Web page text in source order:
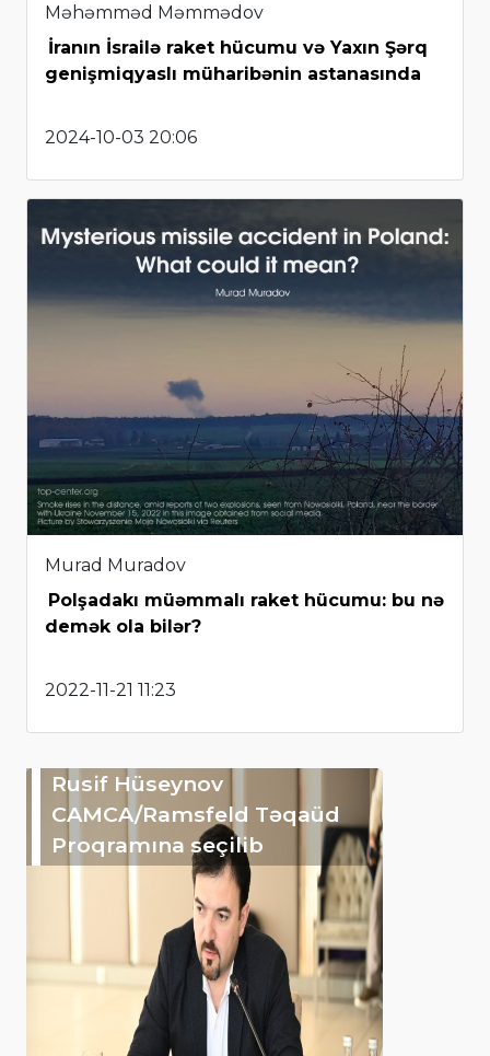
Məhəmməd Məmmədov
İranın İsrailə raket hücumu və Yaxın Şərq
genişmiqyaslı müharibənin astanasında
2024-10-03 20:06
Murad Muradov
Polşadakı müəmmalı raket hücumu: bu nə
demək ola bilər?
2022-11-21 11:23
Rusif Hüseynov
CAMCA/Ramsfeld Təqaüd
Proqramına seçilib